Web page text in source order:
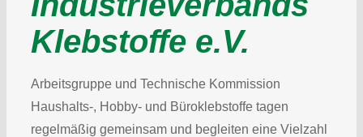
Klebstoffe e.V.
Arbeitsgruppe und Technische Kommission
Haushalts-, Hobby- und Büroklebstoffe tagen
regelmäßig gemeinsam und begleiten eine Vielzahl